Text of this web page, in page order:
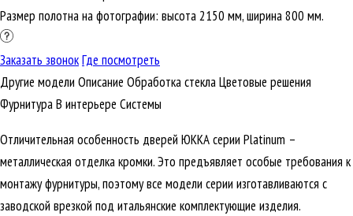
Размер полотна на фотографии: высота 2150 мм, ширина 800 мм.
Заказать звонокГде посмотреть
Другие модели Описание Обработка стеклаЦветовые решения
ФурнитураВ интерьере Cистемы
Отличительная особенность дверей ЮККА серии Platinum –
металлическая отделка кромки. Это предъявляет особые требования к
монтажу фурнитуры, поэтому все модели серии изготавливаются с
заводской врезкой под итальянские комплектующие изделия.